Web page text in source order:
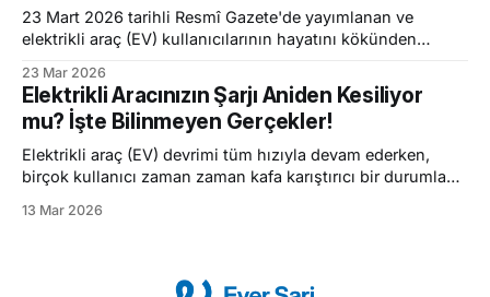
mobilite şirketlerinden
23 Mart 2026 tarihli Resmî Gazete'de yayımlanan ve
elektrikli araç (EV) kullanıcılarının hayatını kökünden
girdi. Son yıllarda yollardaki elektrikli araç sayısının hızla
artmasıyla birlikte, şarj istasyonlarında yaşanan karmaşa,
gizli ücretler, bitmek bilmeyen bekleme süreleri ve istasyon
işgalleri, kullanıcıların en büyük şikayet
23 Mar 2026
Elektrikli Aracınızın Şarjı Aniden Kesiliyor
mu? İşte Bilinmeyen Gerçekler!
Elektrikli araç (EV) devrimi tüm hızıyla devam ederken,
birçok kullanıcı zaman zaman kafa karıştırıcı bir durumla
medyada en çok sorulan sorulardan biri şudur: "İş
13 Mar 2026